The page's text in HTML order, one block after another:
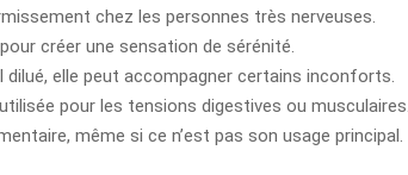
chez les personnes très nerveuses.
créer une sensation de sérénité.
dilué, elle peut accompagner certains inconforts.
pour les tensions digestives ou musculaires.
même si ce n’est pas son usage principal.